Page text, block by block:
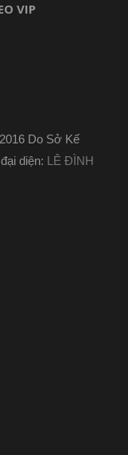
VIP
Do Sở Kế
diện: LÊ ĐÌNH